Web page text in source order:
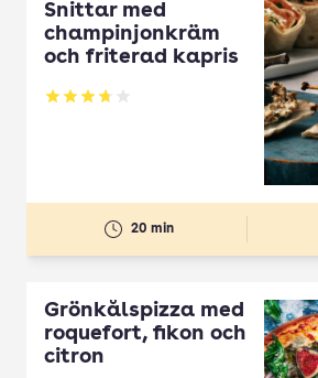
Snittar med
champinjonkräm
och friterad kapris
Betyg: 3.71 av 5
20 min
Grönkålspizza med
roquefort, fikon och
citron